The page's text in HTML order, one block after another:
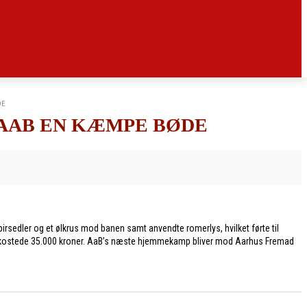
EN KÆMPE BØDE
og et ølkrus mod banen samt anvendte romerlys, hvilket førte til
35.000 kroner. AaB’s næste hjemmekamp bliver mod Aarhus Fremad